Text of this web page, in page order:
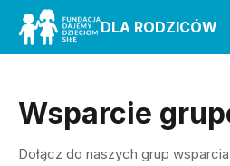
DLA RODZICÓW
Wsparcie
Dołącz do naszych grup